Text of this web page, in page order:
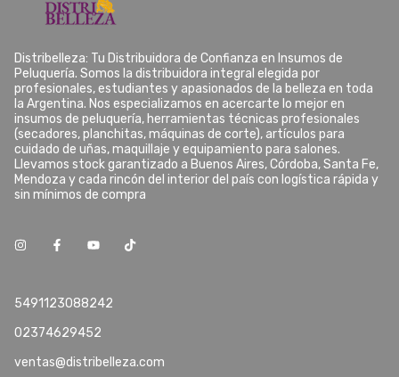
Distribelleza: Tu Distribuidora de Confianza en Insumos de
Peluquería. Somos la distribuidora integral elegida por
profesionales, estudiantes y apasionados de la belleza en toda
la Argentina. Nos especializamos en acercarte lo mejor en
insumos de peluquería, herramientas técnicas profesionales
(secadores, planchitas, máquinas de corte), artículos para
cuidado de uñas, maquillaje y equipamiento para salones.
Llevamos stock garantizado a Buenos Aires, Córdoba, Santa Fe,
Mendoza y cada rincón del interior del país con logística rápida y
sin mínimos de compra
5491123088242
02374629452
ventas@distribelleza.com